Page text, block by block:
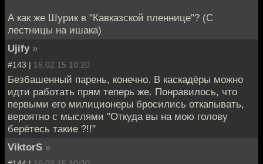
А как же Шурик в "Кавказской пленнице"? (С
лестницы на ишака)
Ujify »
#143 | 16.02.15 10:20
Безбашенный парень, конечно. В каскадёры можно
идти работать прям теперь же. Понравилось, что
первыми его милиционеры бросились откапывать,
вероятно с мыслями "Откуда вы на мою голову
берётесь такие ?!!"
ViktorS »